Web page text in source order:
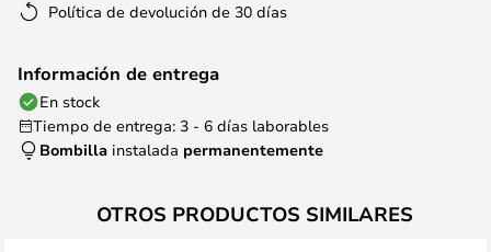
Política de devolución de 30 días
Información de entrega
En stock
Tiempo de entrega: 3 - 6 días laborables
Bombilla instalada permanentemente
OTROS PRODUCTOS SIMILARES